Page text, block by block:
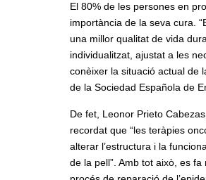
El 80% de les persones en
importància de la seva cura.
una millor qualitat de vida
individualitzat, ajustat a les
conèixer la situació actual de
de la Sociedad Española de
De fet, Leonor Prieto
recordat que “les teràpies
alterar l’estructura i la
de la pell”. Amb tot això, es